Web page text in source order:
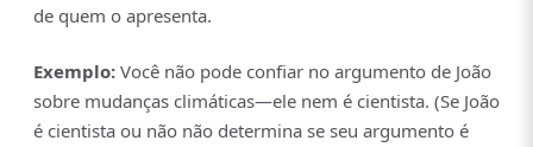
de quem o apresenta.
Exemplo: Você não pode confiar no argumento de João
sobre mudanças climáticas—ele nem é cientista. (Se João
é cientista ou não não determina se seu argumento é